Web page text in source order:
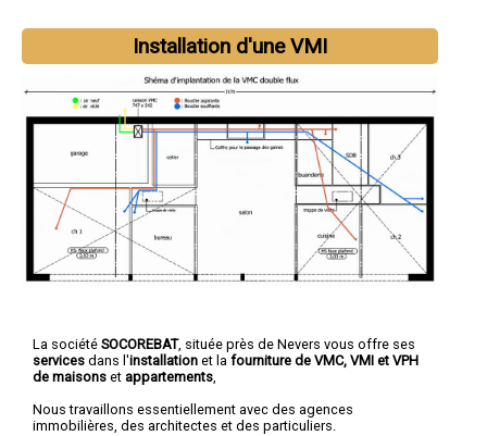
Installation d'une VMI
La société SOCOREBAT, située près de Nevers vous offre ses
services dans l'installation et la fourniture de VMC, VMI et VPH
de maisons et appartements,
Nous travaillons essentiellement avec des agences
immobilières, des architectes et des particuliers.